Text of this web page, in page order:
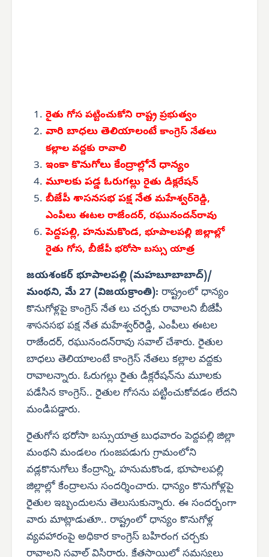
రైతు గోస పట్టించుకోని రాష్ట్ర ప్రభుత్వం
వారి బాధలు తెలియాలంటే కాంగ్రెస్ నేతలు
కల్లాల వద్దకు రావాలి
ఇంకా కొనుగోలు కేంద్రాల్లోనే ధాన్యం
మూలకు పడ్డ ఓరుగల్లు రైతు డిక్లరేషన్
బీజేపీ శాసనసభ పక్ష నేత మహేశ్వర్‌రెడ్డి,
ఎంపీలు ఈటల రాజేందర్, రఘునందన్‌రావు
పెద్దపల్లి, హనుమకొండ, భూపాలపల్లి జిల్లాల్లో
రైతు గోస, బీజేపీ భరోసా బస్సు యాత్ర
జయశంకర్ భూపాలపల్లి (మహబూబాబాద్)/
మంథని, మే 27 (విజయక్రాంతి): రాష్ట్రంలో ధాన్యం
కొనుగోళ్లపై కాంగ్రెస్ నేత లు చర్చకు రావాలని బీజేపీ
శాసనసభ పక్ష నేత మహేశ్వర్‌రెడ్డి, ఎంపీలు ఈటల
రాజేందర్, రఘునందన్‌రావు సవాల్ చేశారు. రైతుల
బాధలు తెలియాలంటే కాంగ్రెస్ నేతలు కల్లాల వద్దకు
రావాలన్నారు. ఓరుగల్లు రైతు డిక్లరేషన్‌ను మూలకు
పడేసిన కాంగ్రెస్.. రైతుల గోసను పట్టించుకోవడం లేదని
మండిపడ్డారు.
రైతుగోస భరోసా బస్సుయాత్ర బుధవారం పెద్దపల్లి జిల్లా
మంథని మండలం గుంజపడుగు గ్రామంలోని
వడ్లకొనుగోలు కేంద్రాన్ని, హనుమకొండ, భూపాలపల్లి
జిల్లాల్లో కేంద్రాలను సందర్శించారు. ధాన్యం కొనుగోళ్లపై
రైతుల ఇబ్బందులను తెలుసుకున్నారు. ఈ సందర్భంగా
వారు మాట్లాడుతూ.. రాష్ట్రంలో ధాన్యం కొనుగోళ్ల
వ్యవహారంపై అధికార కాంగ్రెస్ బహిరంగ చర్చకు